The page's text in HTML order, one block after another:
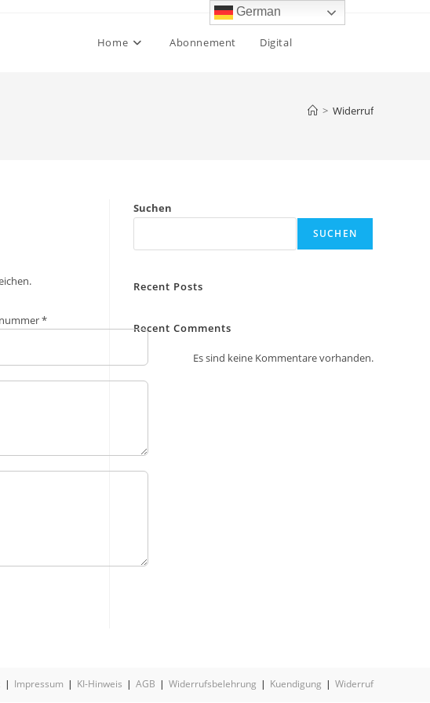
Home Abonnement Digital
> Widerruf
*
Suchen
SUCHEN
Recent Posts
Recent Comments
Es sind keine Kommentare vorhanden.
Impressum KI-Hinweis AGB Widerrufsbelehrung Kuendigung Widerruf
German